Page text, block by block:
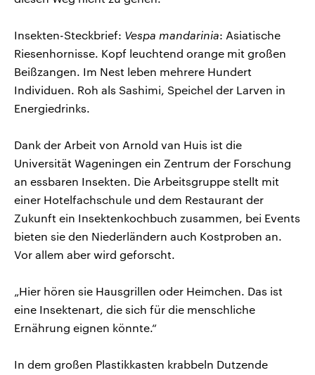
Insekten-Steckbrief: Vespa mandarinia: Asiatische
Riesenhornisse. Kopf leuchtend orange mit großen
Beißzangen. Im Nest leben mehrere Hundert
Individuen. Roh als Sashimi, Speichel der Larven in
Energiedrinks.
Dank der Arbeit von Arnold van Huis ist die
Universität Wageningen ein Zentrum der Forschung
an essbaren Insekten. Die Arbeitsgruppe stellt mit
einer Hotelfachschule und dem Restaurant der
Zukunft ein Insektenkochbuch zusammen, bei Events
bieten sie den Niederländern auch Kostproben an.
Vor allem aber wird geforscht.
„Hier hören sie Hausgrillen oder Heimchen. Das ist
eine Insektenart, die sich für die menschliche
Ernährung eignen könnte.“
In dem großen Plastikkasten krabbeln Dutzende